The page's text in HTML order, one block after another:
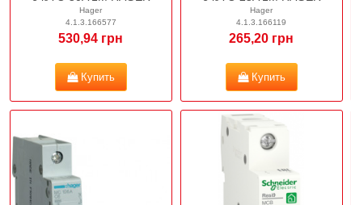
Hager
4.1.3.166577
530,94 грн
Купить
Hager
4.1.3.166119
265,20 грн
Купить